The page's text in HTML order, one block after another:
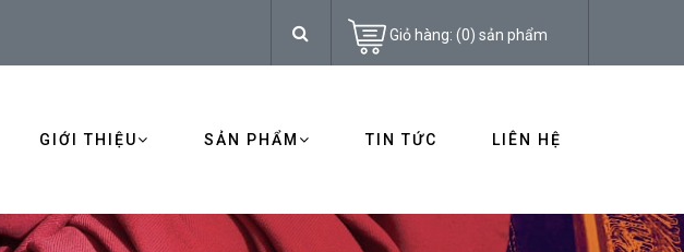
Giỏ hàng: (0) sản phẩm
GIỚI THIỆU SẢN PHẨM TIN TỨC LIÊN HỆ